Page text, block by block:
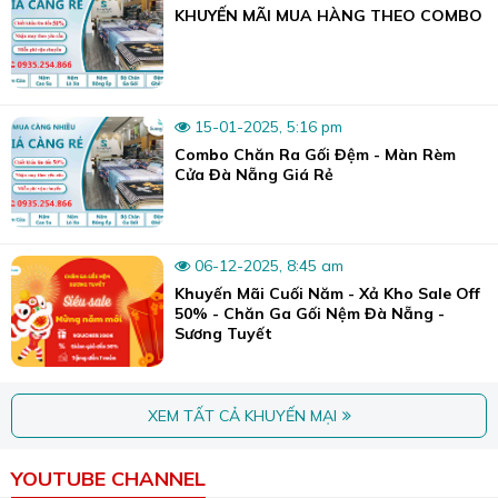
Rất nhiều bộ chăn ga tencel cotton đa dạng đang chờ đón bạn.
Điều đặc biệt là mức giá cực kỳ phải chăng, chỉ từ
1xxx/bộ, biến đây thành khoản đầu tư xứng đáng cho
giấc ngủ chất lượng và sức khỏe của bạn.
Đừng để cái nóng làm phiền giấc ngủ! Hãy đến Sương
Tuyết Đà Nẵng ngay hôm nay để trải nghiệm sự khác biệt
từ chăn ga Tencel Cotton!
KHUYẾN MÃI MUA HÀNG THEO COMBO
15-01-2025, 5:16 pm
Combo Chăn Ra Gối Đệm - Màn Rèm
Cửa Đà Nẵng Giá Rẻ
06-12-2025, 8:45 am
Khuyến Mãi Cuối Năm - Xả Kho Sale Off
50% - Chăn Ga Gối Nệm Đà Nẵng -
Sương Tuyết
XEM TẤT CẢ KHUYẾN MẠI
YOUTUBE CHANNEL